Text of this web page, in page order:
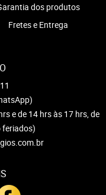
dos produtos
Fretes e Entrega
e de 14 hrs às 17 hrs, de
feriados)